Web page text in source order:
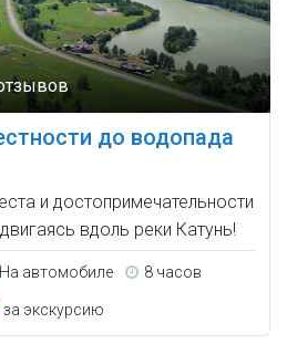
до водопада
и достопримечательности
вдоль реки Катунь!
На автомобиле 8 часов
за экскурсию